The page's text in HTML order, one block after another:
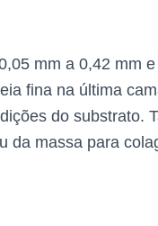
mm a 0,42 mm
fina na última
do substrato.
da massa para